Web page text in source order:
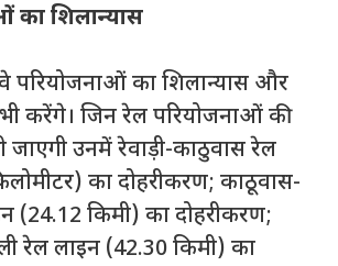
का शिलान्यास
परियोजनाओं का शिलान्यास और
भी करेंगे। जिन रेल परियोजनाओं की
उनमें रेवाड़ी-काठुवास रेल
का दोहरीकरण; काठूवास-
(24.12 किमी) का दोहरीकरण;
रेल लाइन (42.30 किमी) का